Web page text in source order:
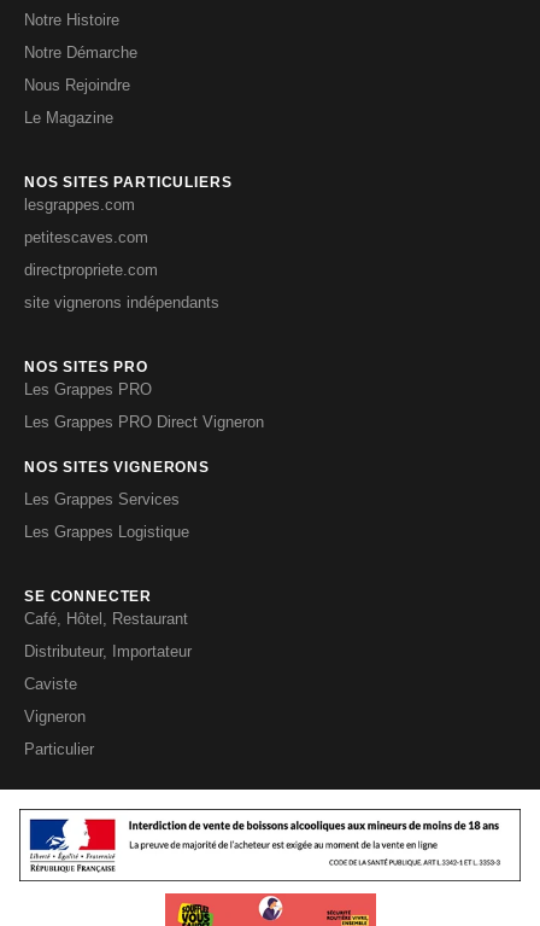
Notre Histoire
Notre Démarche
Nous Rejoindre
Le Magazine
NOS SITES PARTICULIERS
lesgrappes.com
petitescaves.com
directpropriete.com
site vignerons indépendants
NOS SITES PRO
Les Grappes PRO
Les Grappes PRO Direct Vigneron
NOS SITES VIGNERONS
Les Grappes Services
Les Grappes Logistique
SE CONNECTER
Café, Hôtel, Restaurant
Distributeur, Importateur
Caviste
Vigneron
Particulier